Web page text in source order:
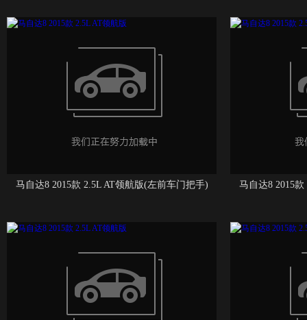
马自达8 2015款 2.5L AT领航版(左前车门把手) 马自达8 2015